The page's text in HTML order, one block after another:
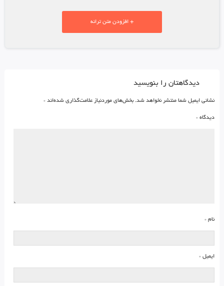
+ افزودن متن ترانه
دیدگاهتان را بنویسید
نشانی ایمیل شما منتشر نخواهد شد. بخش‌های موردنیاز علامت‌گذاری شده‌اند *
دیدگاه *
نام *
ایمیل *